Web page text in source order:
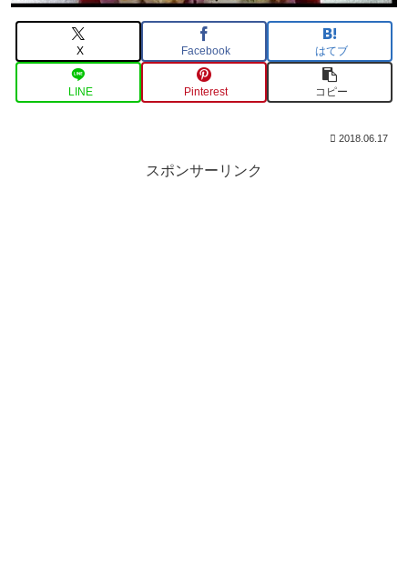
X Facebook はてブ
LINE Pinterest コピー
2018.06.17
スポンサーリンク